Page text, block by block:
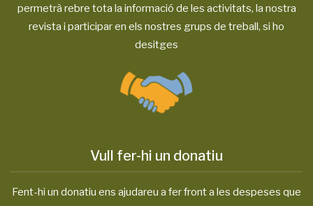
permetrà rebre tota la informació de les activitats, la nostra
revista i participar en els nostres grups de treball, si ho
desitges
Vull fer-hi un donatiu
Fent-hi un donatiu ens ajudareu a fer front a les despeses que